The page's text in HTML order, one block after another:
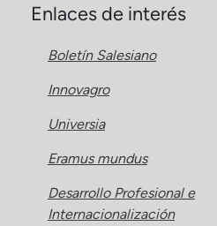
Enlaces de interés
Boletín Salesiano
Innovagro
Universia
Eramus mundus
Desarrollo Profesional e
Internacionalización